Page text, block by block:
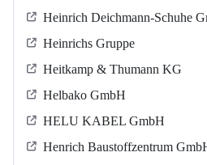
Heinrich Deichmann-Schuhe
Heinrichs Gruppe
Heitkamp & Thumann KG
Helbako GmbH
HELU KABEL GmbH
Henrich Baustoffzentrum